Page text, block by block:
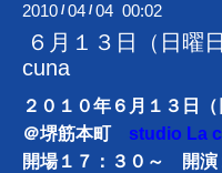
2010 /04 /04 00:02
６月１３日（日曜
cuna
２０１０年６月１３日（
＠堺筋本町 studio La
開場１７：３０～ 開